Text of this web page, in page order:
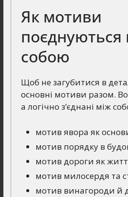
Як мотиви
поєднуються
собою
Щоб не загубитися в
основні мотиви разом.
а логічно з’єднані між
мотив явора як
мотив порядку в
мотив дороги як
мотив милосердя та
мотив винагороди й